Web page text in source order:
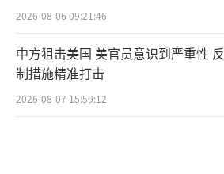
2026-08-06 09:21:46
中方狙击美国 美官员意识到严重性 反
制措施精准打击
2026-08-07 15:59:12